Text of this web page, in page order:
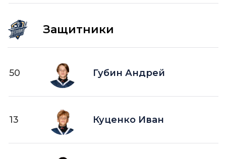
Защитники
50 Губин Андрей
13 Куценко Иван